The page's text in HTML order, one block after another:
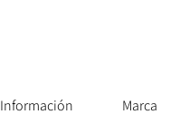
Información Marca